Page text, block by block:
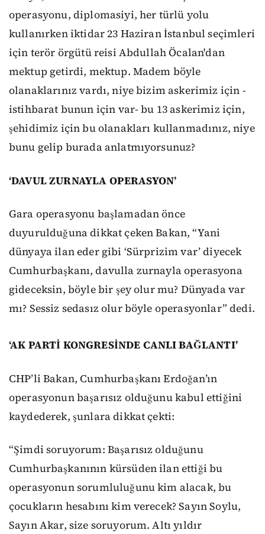
operasyonu, diplomasiyi, her türlü yolu
kullanırken iktidar 23 Haziran İstanbul seçimleri
için terör örgütü reisi Abdullah Öcalan'dan
mektup getirdi, mektup. Madem böyle
olanaklarınız vardı, niye bizim askerimiz için -
istihbarat bunun için var- bu 13 askerimiz için,
şehidimiz için bu olanakları kullanmadınız, niye
bunu gelip burada anlatmıyorsunuz?
‘DAVUL ZURNAYLA OPERASYON’
Gara operasyonu başlamadan önce
duyurulduğuna dikkat çeken Bakan, “Yani
dünyaya ilan eder gibi ‘Sürprizim var’ diyecek
Cumhurbaşkanı, davulla zurnayla operasyona
gideceksin, böyle bir şey olur mu? Dünyada var
mı? Sessiz sedasız olur böyle operasyonlar” dedi.
‘AK PARTİ KONGRESİNDE CANLI BAĞLANTI’
CHP’li Bakan, Cumhurbaşkanı Erdoğan’ın
operasyonun başarısız olduğunu kabul ettiğini
kaydederek, şunlara dikkat çekti:
“Şimdi soruyorum: Başarısız olduğunu
Cumhurbaşkanının kürsüden ilan ettiği bu
operasyonun sorumluluğunu kim alacak, bu
çocukların hesabını kim verecek? Sayın Soylu,
Sayın Akar, size soruyorum. Altı yıldır